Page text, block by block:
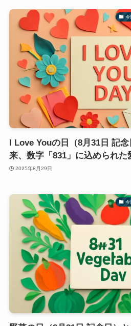
今
I Love Youの日（8月31日 記
来、数字「831」に込められ
2025年8月29日
今